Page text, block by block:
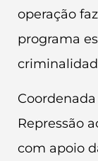
operação
programa
Repressão
com apoio